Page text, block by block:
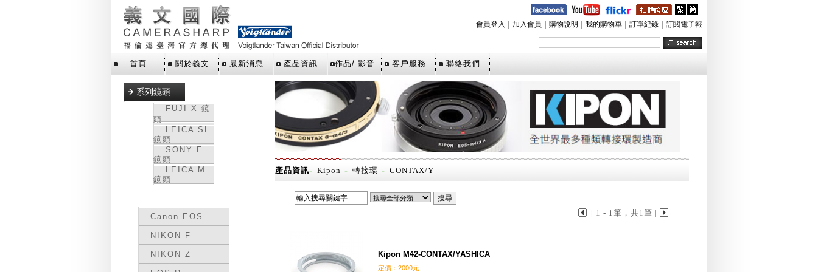
會員登入 加入會員 購物說明 我的購物車 訂單紀錄 訂閱電子報
首頁 關於義文 最新消息 產品資訊 作品/ 影音 客戶服務 聯絡我們
系列鏡頭
FUJI X 鏡
頭
LEICA SL
鏡頭
SONY E
鏡頭
LEICA M
鏡頭
Canon EOS
NIKON F
NIKON Z
產品資訊- Kipon - 轉接環 - CONTAX/Y
| 1 - 1筆，共1筆 |
Kipon M42-CONTAX/YASHICA
定價﹕2000元